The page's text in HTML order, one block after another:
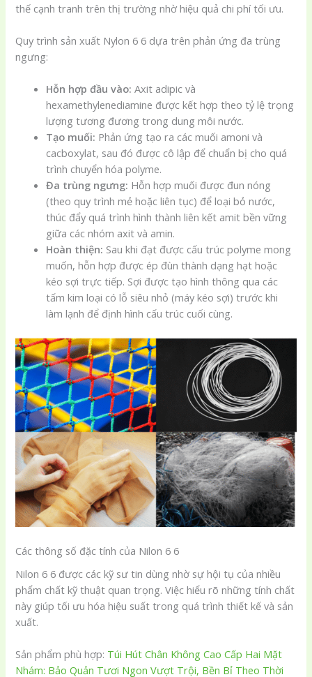
thế cạnh tranh trên thị trường nhờ hiệu quả chi phí tối ưu.
Quy trình sản xuất Nylon 6 6 dựa trên phản ứng đa trùng
ngưng:
Hỗn hợp đầu vào: Axit adipic và
hexamethylenediamine được kết hợp theo tỷ lệ trọng
lượng tương đương trong dung môi nước.
Tạo muối: Phản ứng tạo ra các muối amoni và
cacboxylat, sau đó được cô lập để chuẩn bị cho quá
trình chuyển hóa polyme.
Đa trùng ngưng: Hỗn hợp muối được đun nóng
(theo quy trình mẻ hoặc liên tục) để loại bỏ nước,
thúc đẩy quá trình hình thành liên kết amit bền vững
giữa các nhóm axit và amin.
Hoàn thiện: Sau khi đạt được cấu trúc polyme mong
muốn, hỗn hợp được ép đùn thành dạng hạt hoặc
kéo sợi trực tiếp. Sợi được tạo hình thông qua các
tấm kim loại có lỗ siêu nhỏ (máy kéo sợi) trước khi
làm lạnh để định hình cấu trúc cuối cùng.
Các thông số đặc tính của Nilon 6 6
Nilon 6 6 được các kỹ sư tin dùng nhờ sự hội tụ của nhiều
phẩm chất kỹ thuật quan trọng. Việc hiểu rõ những tính chất
này giúp tối ưu hóa hiệu suất trong quá trình thiết kế và sản
xuất.
Sản phẩm phù hợp: Túi Hút Chân Không Cao Cấp Hai Mặt
Nhám: Bảo Quản Tươi Ngon Vượt Trội, Bền Bỉ Theo Thời